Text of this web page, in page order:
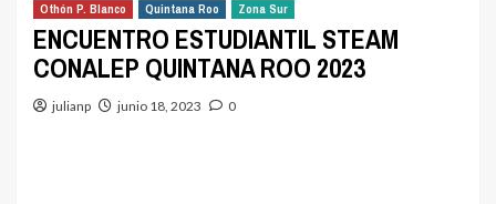
Othón P. Blanco Quintana Roo Zona Sur
ENCUENTRO ESTUDIANTIL STEAM
CONALEP QUINTANA ROO 2023
julianp junio 18, 2023 0